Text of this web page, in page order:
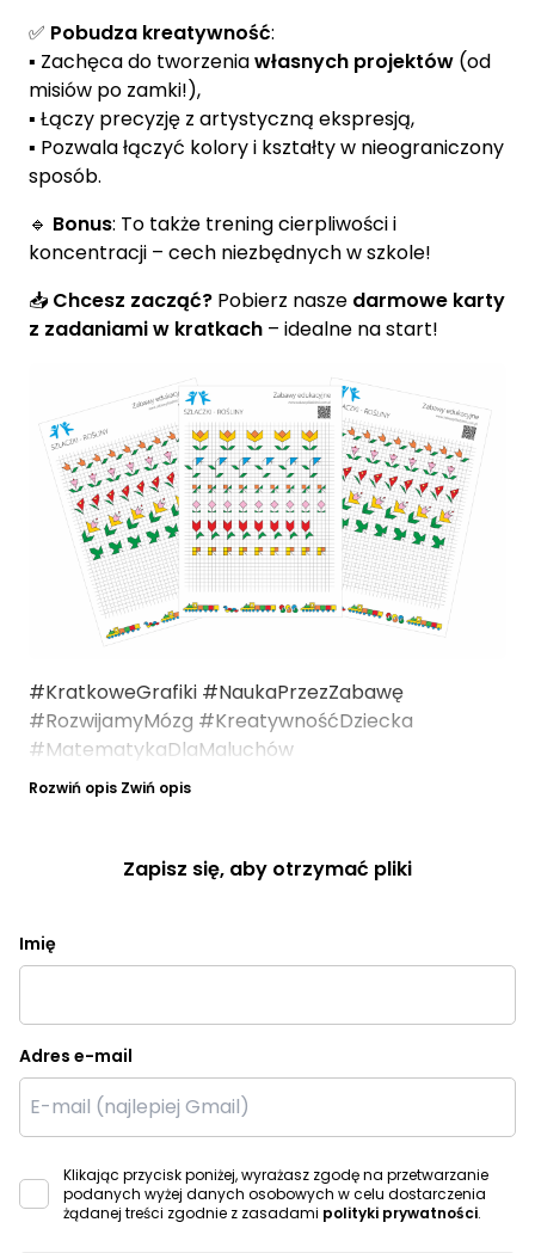
✅ Pobudza kreatywność:
▪️ Zachęca do tworzeniawłasnych projektów (od
misiów po zamki!),
▪️ Łączy precyzję z artystyczną ekspresją,
▪️ Pozwala łączyć kolory i kształty w nieograniczony
sposób.
🔹 Bonus: To także trening cierpliwości i
koncentracji – cech niezbędnych w szkole!
📥 Chcesz zacząć? Pobierz nasze darmowe karty
z zadaniami w kratkach – idealne na start!
#KratkoweGrafiki #NaukaPrzezZabawę
#RozwijamyMózg #KreatywnośćDziecka
#MatematykaDlaMaluchów
Rozwiń opis Zwiń opis
Zapisz się, aby otrzymać pliki
Imię
Adres e-mail
Klikając przycisk poniżej, wyrażasz zgodę na przetwarzanie
podanych wyżej danych osobowych w celu dostarczenia
żądanej treści zgodnie z zasadami polityki prywatności.